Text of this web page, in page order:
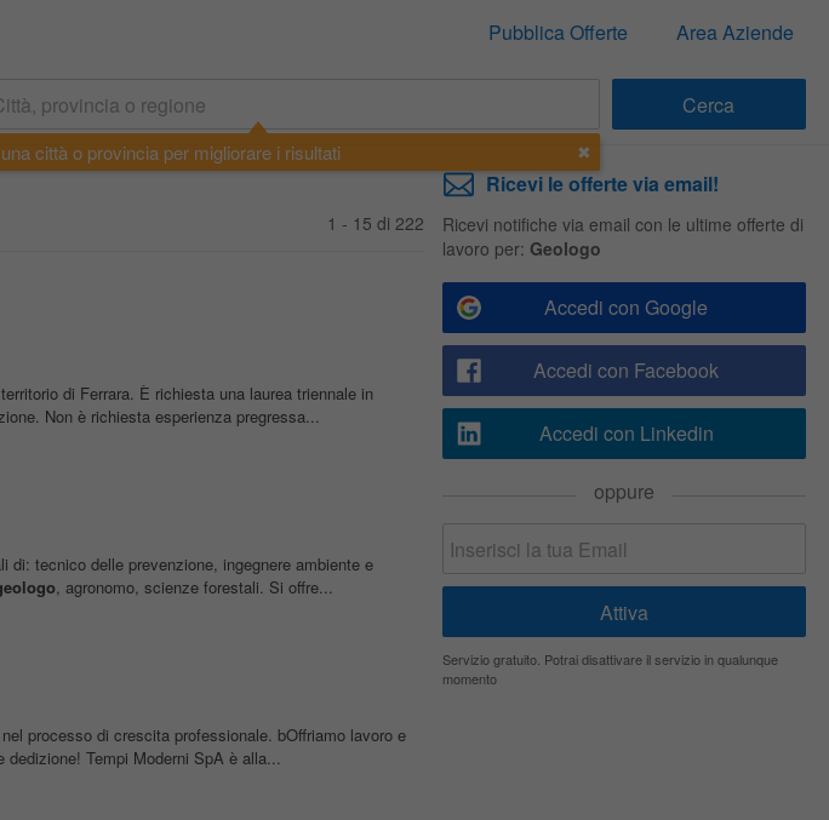
Pubblica Offerte Area Aziende
città o provincia per migliorare i risultati
1 - 15 di 222
di Ferrara. È richiesta una laurea triennale in
Non è richiesta esperienza pregressa...
tecnico delle prevenzione, ingegnere ambiente e
, agronomo, scienze forestali. Si offre...
processo di crescita professionale. bOffriamo lavoro e
Tempi Moderni SpA è alla...
Ricevi le offerte via email!
Ricevi notifiche via email con le ultime offerte di
lavoro per: Geologo
Accedi con Google
Accedi con Facebook
Accedi con Linkedin
oppure
Servizio gratuito. Potrai disattivare il servizio in qualunque
momento